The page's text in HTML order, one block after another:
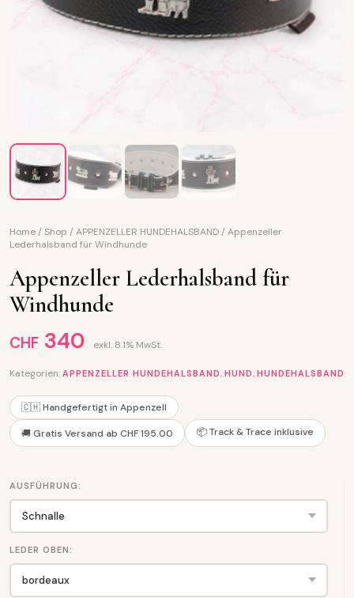
Home / Shop / APPENZELLER HUNDEHALSBAND / Appenzeller
Lederhalsband für Windhunde
Appenzeller Lederhalsband für
Windhunde
CHF 340 exkl. 8.1% MwSt.
Kategorien: APPENZELLER HUNDEHALSBAND, HUND, HUNDEHALSBAND
🇨🇭 Handgefertigt in Appenzell
🚚 Gratis Versand ab CHF 195.00 📦 Track & Trace inklusive
AUSFÜHRUNG:
LEDER OBEN: